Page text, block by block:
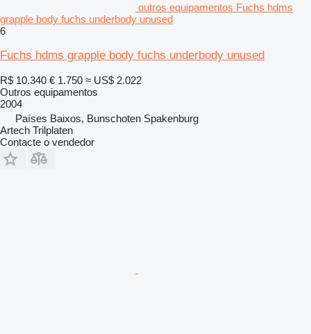
outros equipamentos Fuchs hdms
grapple body fuchs underbody unused
6
Fuchs hdms grapple body fuchs underbody unused
R$ 10.340 € 1.750 ≈ US$ 2.022
Outros equipamentos
2004
Países Baixos, Bunschoten Spakenburg
Artech Trilplaten
Contacte o vendedor